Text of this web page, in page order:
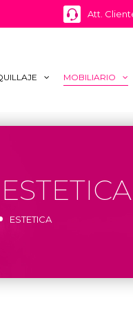
Att.
MOBILIARIO
ESTETICA